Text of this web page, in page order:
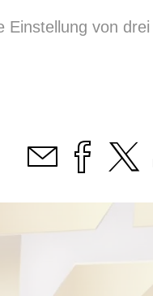
Einstellung von drei